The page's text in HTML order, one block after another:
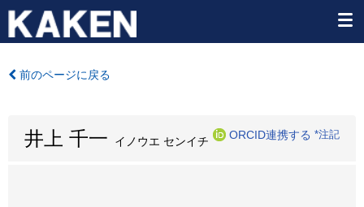
前のページに戻る
井上 千一 イノウエ センイチ
ORCID連携する *注記